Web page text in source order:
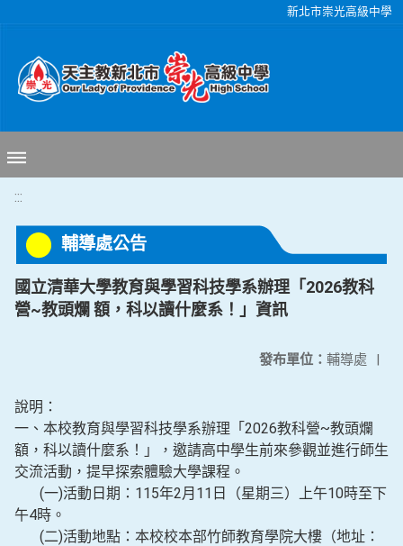
新北市崇光高級中學
:::
輔導處公告
國立清華大學教育與學習科技學系辦理「2026教科
營~教頭爛 額，科以讀什麼系！」資訊
發布單位： 輔導處 |
說明：
一、本校教育與學習科技學系辦理「2026教科營~教頭爛
額，科以讀什麼系！」，邀請高中學生前來參觀並進行師生
交流活動，提早探索體驗大學課程。
(一)活動日期：115年2月11日（星期三）上午10時至下
午4時。
(二)活動地點：本校校本部竹師教育學院大樓（地址：